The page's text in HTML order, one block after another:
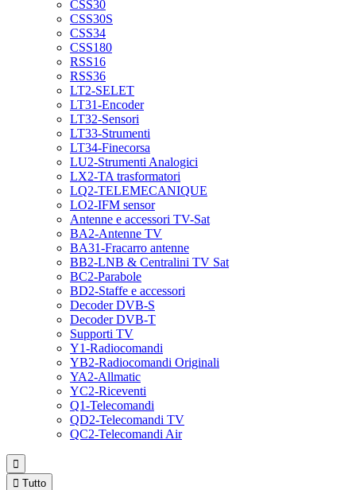
CSS30
CSS30S
CSS34
CSS180
RSS16
RSS36
LT2-SELET
LT31-Encoder
LT32-Sensori
LT33-Strumenti
LT34-Finecorsa
LU2-Strumenti Analogici
LX2-TA trasformatori
LQ2-TELEMECANIQUE
LO2-IFM sensor
Antenne e accessori TV-Sat
BA2-Antenne TV
BA31-Fracarro antenne
BB2-LNB & Centralini TV Sat
BC2-Parabole
BD2-Staffe e accessori
Decoder DVB-S
Decoder DVB-T
Supporti TV
Y1-Radiocomandi
YB2-Radiocomandi Originali
YA2-Allmatic
YC2-Riceventi
Q1-Telecomandi
QD2-Telecomandi TV
QC2-Telecomandi Air

 Tutto